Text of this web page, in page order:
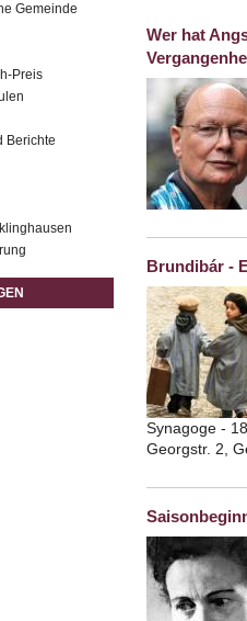
Gemeinde
Preis
Berichte
Wer hat
Brundibár -
Synagoge -
Georgstr. 2,